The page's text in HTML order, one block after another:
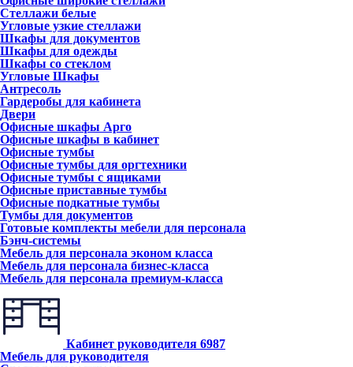
Стеллажи белые
Угловые узкие стеллажи
Шкафы для документов
Шкафы для одежды
Шкафы со стеклом
Угловые Шкафы
Антресоль
Гардеробы для кабинета
Двери
Офисные шкафы Арго
Офисные шкафы в кабинет
Офисные тумбы
Офисные тумбы для оргтехники
Офисные тумбы с ящиками
Офисные приставные тумбы
Офисные подкатные тумбы
Тумбы для документов
Готовые комплекты мебели для персонала
Бэнч-системы
Мебель для персонала эконом класса
Мебель для персонала бизнес-класса
Мебель для персонала премиум-класса
Кабинет руководителя 6987
Мебель для руководителя